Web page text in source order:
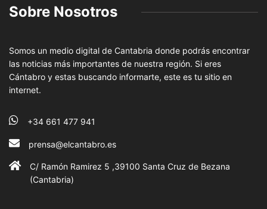
Sobre Nosotros
Somos un medio digital de Cantabria donde podrás encontrar
las noticias más importantes de nuestra región. Si eres
Cántabro y estas buscando informarte, este es tu sitio en
internet.
+34 661 477 941
prensa@elcantabro.es
C/ Ramón Ramirez 5 ,39100 Santa Cruz de Bezana
(Cantabria)